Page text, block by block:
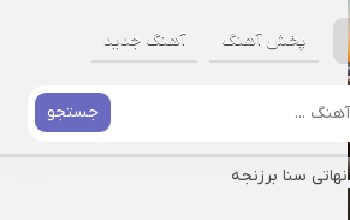
پخش آهنگ آهنگ جدید
جستجو
نهاتی سنا برزنجه